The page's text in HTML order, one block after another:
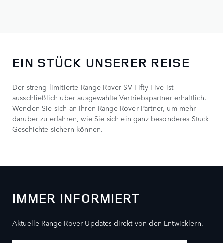
EIN STÜCK UNSERER REISE
Der streng limitierte Range Rover SV Fifty-Five ist
ausschließlich über ausgewählte Vertriebspartner erhältlich.
Wenden Sie sich an Ihren Range Rover Partner, um mehr
darüber zu erfahren, wie Sie sich ein ganz besonderes Stück
Geschichte sichern können.
IMMER INFORMIERT
Aktuelle Range Rover Updates direkt von den Entwicklern.